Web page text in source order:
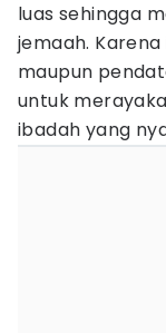
luas sehingga
jemaah.
maupun
untuk
ibadah yang